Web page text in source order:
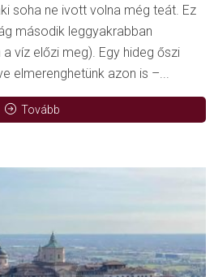
soha ne ivott volna még teát. Ez
második leggyakrabban
víz előzi meg). Egy hideg őszi
elmerenghetünk azon is –...
Tovább